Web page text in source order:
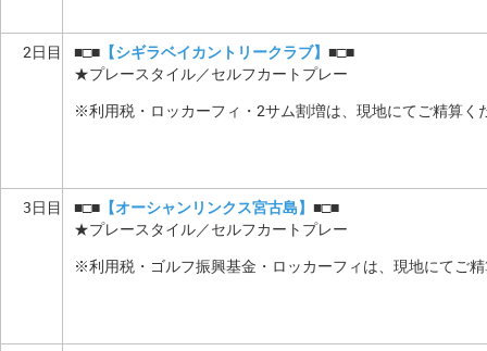
2日目 ■□■ 【シギラベイカントリークラブ】 ■□■
★プレースタイル／セルフカートプレー
※利用税・ロッカーフィ・2サム割増は、現地にてご精算く
3日目 ■□■ 【オーシャンリンクス宮古島】 ■□■
★プレースタイル／セルフカートプレー
※利用税・ゴルフ振興基金・ロッカーフィは、現地にてご